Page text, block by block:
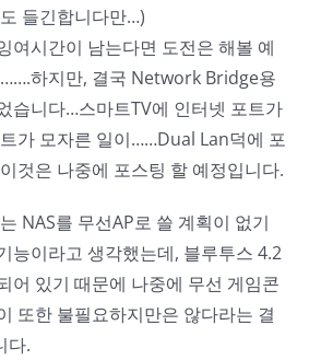
들긴합니다만…)
여시간이 남는다면 도전은 해볼 예
하지만, 결국 Network Bridge용
습니다…스마트TV에 인터넷 포트가
가 모자른 일이……Dual Lan덕에 포
것은 나중에 포스팅 할 예정입니다.
NAS를 무선AP로 쓸 계획이 없기
능이라고 생각했는데, 블루투스 4.2
어 있기 때문에 나중에 무선 게임콘
또한 불필요하지만은 않다라는 결
다.